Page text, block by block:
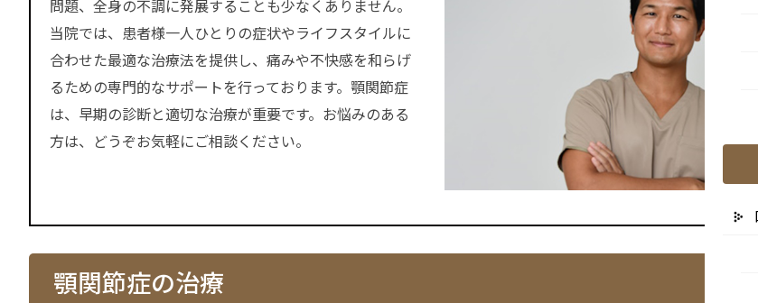
問題、全身の不調に発展することも少なくありません。
当院では、患者様一人ひとりの症状やライフスタイルに
合わせた最適な治療法を提供し、痛みや不快感を和らげ
るための専門的なサポートを行っております。顎関節症
は、早期の診断と適切な治療が重要です。お悩みのある
方は、どうぞお気軽にご相談ください。
顎関節症の治療